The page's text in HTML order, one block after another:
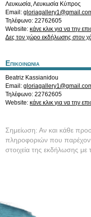
Λευκωσία,Λευκωσία Κύπρος
Email:
Τηλέφωνο: 22762605
Website: κάνε κλικ για να την
Δες τον χώρο εκδήλωσης στον
Επικοινωνια
Beatriz Kassianidou
Email:
Τηλέφωνο: 22762605
Website: κάνε κλικ για να την
Σημείωση: Αν και κάθε
πληροφοριών που
στοιχεία της εκδήλωσης με